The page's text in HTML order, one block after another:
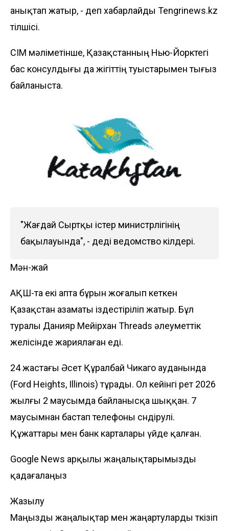
анықтап жатыр, - деп хабарлайды Tengrinews.kz
тілшісі.
СІМ мәліметінше, Қазақстанның Нью-Йорктегі
бас консулдығы да жігіттің туыстарымен тығыз
байланыста.
"Жағдай Сыртқы істер министрлігінің
бақылауында", - деді ведомство өкілдері.
Мән-жай
АҚШ-та екі апта бұрын жоғалып кеткен
Қазақстан азаматы іздестіріліп жатыр. Бұл
туралы Данияр Мейірхан Threads әлеуметтік
желісінде жариялаған еді.
24 жастағы Әсет Құралбай Чикаго ауданында
(Ford Heights, Illinois) тұрады. Ол кейінгі рет 2026
жылғы 2 маусымда байланысқа шыққан. 7
маусымнан бастап телефоны сөндірулі.
Құжаттары мен банк карталары үйде қалған.
Google News арқылы жаңалықтарымызды
қадағалаңыз
Жазылу
Маңызды жаңалықтар мен жаңартуларды өткізіп